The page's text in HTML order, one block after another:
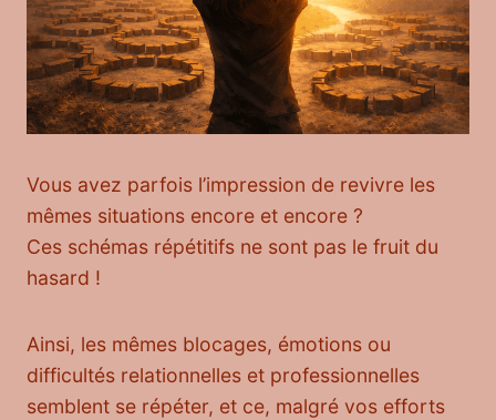
Vous avez parfois l’impression de revivre les
mêmes situations encore et encore ?
Ces schémas répétitifs ne sont pas le fruit du
hasard !
Ainsi, les mêmes blocages, émotions ou
difficultés relationnelles et professionnelles
semblent se répéter, et ce, malgré vos efforts